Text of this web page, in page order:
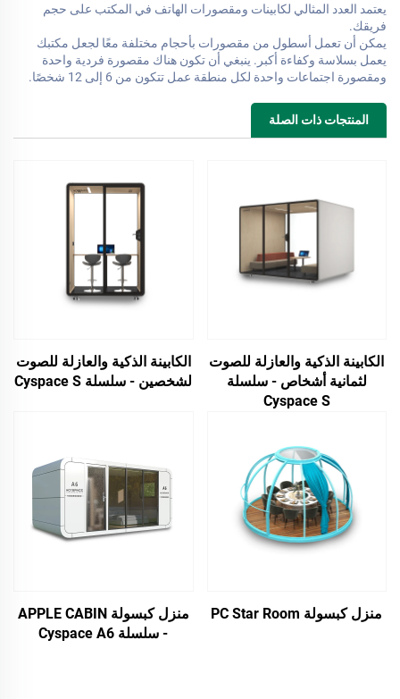
يعتمد العدد المثالي لكابينات ومقصورات الهاتف في المكتب على حجم
فريقك.
يمكن أن تعمل أسطول من مقصورات بأحجام مختلفة معًا لجعل مكتبك
يعمل بسلاسة وكفاءة أكبر. ينبغي أن تكون هناك مقصورة فردية واحدة
ومقصورة اجتماعات واحدة لكل منطقة عمل تتكون من 6 إلى 12 شخصًا.
المنتجات ذات الصلة
الكابينة الذكية والعازلة للصوت
لشخصين - سلسلة Cyspace S
الكابينة الذكية والعازلة للصوت
لثمانية أشخاص - سلسلة
Cyspace S
منزل كبسولة APPLE CABIN
- سلسلة Cyspace A6
منزل كبسولة PC Star Room